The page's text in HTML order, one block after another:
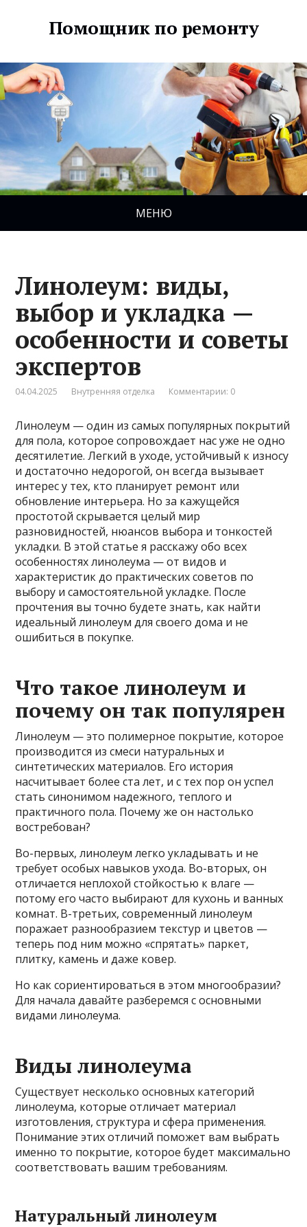
Помощник по ремонту
МЕНЮ
Линолеум: виды,
выбор и укладка —
особенности и советы
экспертов
04.04.2025 Внутренняя отделка Комментарии: 0
Линолеум — один из самых популярных покрытий
для пола, которое сопровождает нас уже не одно
десятилетие. Легкий в уходе, устойчивый к износу
и достаточно недорогой, он всегда вызывает
интерес у тех, кто планирует ремонт или
обновление интерьера. Но за кажущейся
простотой скрывается целый мир
разновидностей, нюансов выбора и тонкостей
укладки. В этой статье я расскажу обо всех
особенностях линолеума — от видов и
характеристик до практических советов по
выбору и самостоятельной укладке. После
прочтения вы точно будете знать, как найти
идеальный линолеум для своего дома и не
ошибиться в покупке.
Что такое линолеум и
почему он так популярен
Линолеум — это полимерное покрытие, которое
производится из смеси натуральных и
синтетических материалов. Его история
насчитывает более ста лет, и с тех пор он успел
стать синонимом надежного, теплого и
практичного пола. Почему же он настолько
востребован?
Во-первых, линолеум легко укладывать и не
требует особых навыков ухода. Во-вторых, он
отличается неплохой стойкостью к влаге —
потому его часто выбирают для кухонь и ванных
комнат. В-третьих, современный линолеум
поражает разнообразием текстур и цветов —
теперь под ним можно «спрятать» паркет,
плитку, камень и даже ковер.
Но как сориентироваться в этом многообразии?
Для начала давайте разберемся с основными
видами линолеума.
Виды линолеума
Существует несколько основных категорий
линолеума, которые отличает материал
изготовления, структура и сфера применения.
Понимание этих отличий поможет вам выбрать
именно то покрытие, которое будет максимально
соответствовать вашим требованиям.
Натуральный линолеум